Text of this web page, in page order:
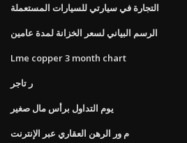
التجارة في سيارتي للسيارات المستعملة
الرسم البياني لسعر الخزانة لمدة عامين
Lme copper 3 month chart
ر تاجر
يوم التداول برأس مال صغير
م ور الرهن العقاري عبر الإنترنت